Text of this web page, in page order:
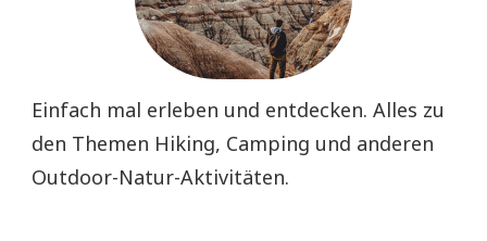
Einfach mal erleben und entdecken. Alles zu
den Themen Hiking, Camping und anderen
Outdoor-Natur-Aktivitäten.